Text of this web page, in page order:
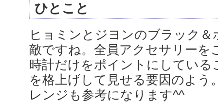
ひとこと
ヒョミンとジヨンのブラック
敵ですね。全員アクセサリーを
時計だけをポイントにしている
を格上げして見せる要因のよう
レンジも参考になります^^